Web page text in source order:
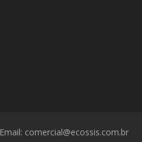
Email: comercial@ecossis.com.br